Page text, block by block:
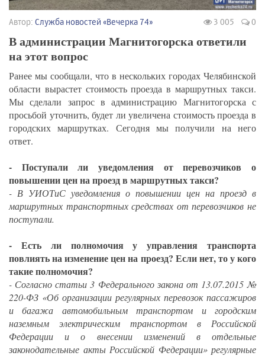
Автор: Служба новостей «Вечерка 74» 3 005 0
В администрации Магнитогорска ответили
на этот вопрос
Ранее мы сообщали, что в нескольких городах Челябинской
области вырастет стоимость проезда в маршрутных такси.
Мы сделали запрос в администрацию Магнитогорска с
просьбой уточнить, будет ли увеличена стоимость проезда в
городских маршрутках. Сегодня мы получили на него
ответ.
- Поступали ли уведомления от перевозчиков о
повышении цен на проезд в маршрутных такси?
- В УИОТиС уведомления о повышении цен на проезд в
маршрутных транспортных средствах от перевозчиков не
поступали.
- Есть ли полномочия у управления транспорта
повлиять на изменение цен на проезд? Если нет, то у кого
такие полномочия?
- Согласно статьи 3 Федерального закона от 13.07.2015 №
220-ФЗ «Об организации регулярных перевозок пассажиров
и багажа автомобильным транспортом и городским
наземным электрическим транспортом в Российской
Федерации и о внесении изменений в отдельные
законодательные акты Российской Федерации» регулярные